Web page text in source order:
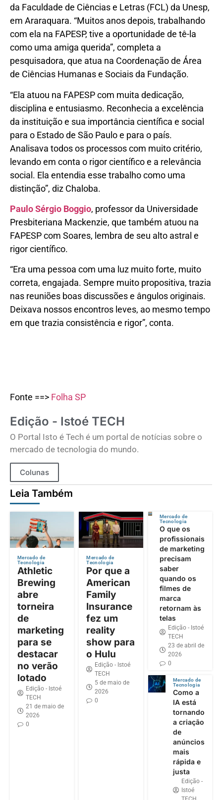
da Faculdade de Ciências e Letras (FCL) da Unesp,
em Araraquara. “Muitos anos depois, trabalhando
com ela na FAPESP, tive a oportunidade de tê-la
como uma amiga querida”, completa a
pesquisadora, que atua na Coordenação de Área
de Ciências Humanas e Sociais da Fundação.
“Ela atuou na FAPESP com muita dedicação,
disciplina e entusiasmo. Reconhecia a excelência
da instituição e sua importância científica e social
para o Estado de São Paulo e para o país.
Analisava todos os processos com muito critério,
levando em conta o rigor científico e a relevância
social. Ela entendia esse trabalho como uma
distinção”, diz Chaloba.
Paulo Sérgio Boggio, professor da Universidade
Presbiteriana Mackenzie, que também atuou na
FAPESP com Soares, lembra de seu alto astral e
rigor científico.
“Era uma pessoa com uma luz muito forte, muito
correta, engajada. Sempre muito propositiva, trazia
nas reuniões boas discussões e ângulos originais.
Deixava nossos encontros leves, ao mesmo tempo
em que trazia consistência e rigor”, conta.
Fonte ==> Folha SP
Edição - Istoé TECH
O Portal Isto é Tech é um portal de notícias sobre o
mercado de tecnologia do mundo.
Colunas
Leia Também
Mercado de
Tecnologia
Athletic
Brewing
abre
torneira
de
marketing
para se
destacar
no verão
lotado
Edição - Istoé
TECH
21 de maio de
2026
0
Mercado de
Tecnologia
Por que a
American
Family
Insurance
fez um
reality
show para
o Hulu
Edição - Istoé
TECH
5 de maio de
2026
0
Mercado de
Tecnologia
O que os
profissionais
de marketing
precisam
saber
quando os
filmes de
marca
retornam às
telas
Edição - Istoé
TECH
23 de abril de
2026
0
Mercado de
Tecnologia
Como a
IA está
tornando
a criação
de
anúncios
mais
rápida e
justa
Edição -
Istoé